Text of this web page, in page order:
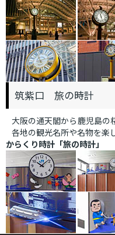
筑紫口 旅の時計
大阪の通天閣から鹿児島の
各地の観光名所や名物を楽
からくり時計「旅の時計」